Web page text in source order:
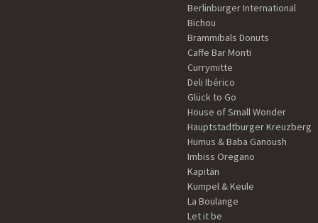
Berlinburger International
Bichou
Brammibals Donuts
Caffe Bar Monti
Currymitte
Deli Ibérico
Glück to Go
House of Small Wonder
Hauptstadtburger Kreuzberg
Humus & Baba Ganoush
Imbiss Oregano
Kapitän
Kumpel & Keule
La Boulange
Let it be